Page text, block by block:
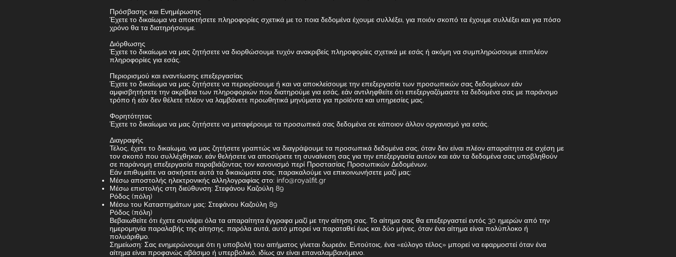
Πρόσβασης και Ενημέρωσης
Έχετε το δικαίωμα να αποκτήσετε πληροφορίες σχετικά με το ποια δεδομένα έχουμε συλλέξει, για ποιόν σκοπό τα έχουμε συλλέξει και για πόσο
χρόνο θα τα διατηρήσουμε.
Διόρθωσης
Έχετε το δικαίωμα να μας ζητήσετε να διορθώσουμε τυχόν ανακριβείς πληροφορίες σχετικά με εσάς ή ακόμη να συμπληρώσουμε επιπλέον
πληροφορίες για εσάς.
Περιορισμού και εναντίωσης επεξεργασίας
Έχετε το δικαίωμα να μας ζητήσετε να περιορίσουμε ή και να αποκλείσουμε την επεξεργασία των προσωπικών σας δεδομένων εάν
αμφισβητήσετε την ακρίβεια των πληροφοριών που διατηρούμε για εσάς, εάν αντιληφθείτε ότι επεξεργαζόμαστε τα δεδομένα σας με παράνομο
τρόπο ή εάν δεν θέλετε πλέον να λαμβάνετε προωθητικά μηνύματα για προϊόντα και υπηρεσίες μας.
Φορητότητας
Έχετε το δικαίωμα να μας ζητήσετε να μεταφέρουμε τα προσωπικά σας δεδομένα σε κάποιον άλλον οργανισμό για εσάς.
Διαγραφής
Τέλος, έχετε το δικαίωμα, να μας ζητήσετε γραπτώς να διαγράψουμε τα προσωπικά δεδομένα σας, όταν δεν είναι πλέον απαραίτητα σε σχέση με
τον σκοπό που συλλέχθηκαν, εάν θελήσετε να αποσύρετε τη συναίνεση σας για την επεξεργασία αυτών και εάν τα δεδομένα σας υποβληθούν
σε παράνομη επεξεργασία παραβιάζοντας τον κανονισμό περί Προστασίας Προσωπικών Δεδομένων.
Εάν επιθυμείτε να ασκήσετε αυτά τα δικαιώματα σας, παρακαλούμε να επικοινωνήσετε μαζί μας:
Μέσω αποστολής ηλεκτρονικής αλληλογραφίας στο: info@royalfit.gr
Μέσω επιστολής στη διεύθυνση: Στεφάνου Καζούλη 89
Ρόδος (πόλη)
Μέσω του Καταστημάτων μας: Στεφάνου Καζούλη 89
Ρόδος (πόλη)
Βεβαιωθείτε ότι έχετε συνάψει όλα τα απαραίτητα έγγραφα μαζί με την αίτηση σας. Το αίτημα σας θα επεξεργαστεί εντός 30 ημερών από την
ημερομηνία παραλαβής της αίτησης, παρόλα αυτά, αυτό μπορεί να παραταθεί έως και δύο μήνες, όταν ένα αίτημα είναι πολύπλοκο ή
πολυάριθμο.
Σημείωση: Σας ενημερώνουμε ότι η υποβολή του αιτήματος γίνεται δωρεάν. Εντούτοις, ένα «εύλογο τέλος» μπορεί να εφαρμοστεί όταν ένα
αίτημα είναι προφανώς αβάσιμο ή υπερβολικό, ιδίως αν είναι επαναλαμβανόμενο.